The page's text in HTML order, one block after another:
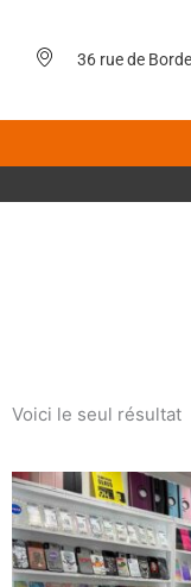
contenu
36 rue de
Voici le seul résultat